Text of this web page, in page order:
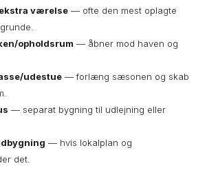
værelse — ofte den mest oplagte
opholdsrum — åbner mod haven og
udestue — forlæng sæsonen og skab
— separat bygning til udlejning eller
— hvis lokalplan og
det.